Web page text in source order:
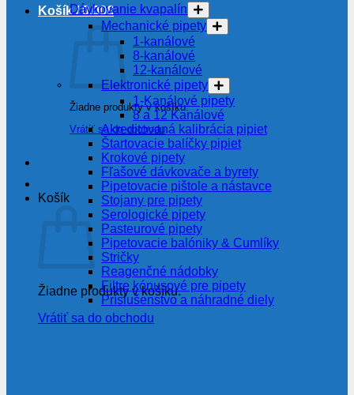
Košík /0.00€
Žiadne produkty v košíku.
Vrátiť sa do obchodu
Košík
Žiadne produkty v košíku.
Vrátiť sa do obchodu
Dávkovanie kvapalín
Mechanické pipety
1-kanálové
8-kanálové
12-kanálové
Elektronické pipety
1-Kanálové pipety
8 a 12 Kanálové
Akreditovaná kalibrácia pipiet
Štartovacie balíčky pipiet
Krokové pipety
Fľašové dávkovače a byrety
Pipetovacie pištole a nástavce
Stojany pre pipety
Serologické pipety
Pasteurové pipety
Pipetovacie balóniky & Cumlíky
Stričky
Reagenčné nádobky
Filtre kónusové pre pipety
Príslušenstvo a náhradné diely